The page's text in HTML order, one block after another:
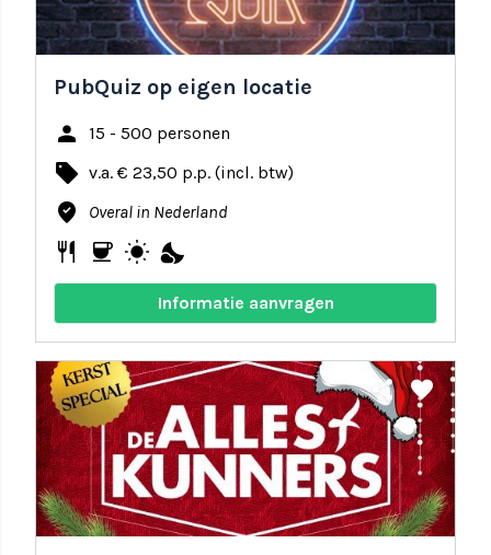
PubQuiz op eigen locatie
person 15 - 500 personen
local_offer v.a. € 23,50 p.p. (incl. btw)
where_to_vote Overal in Nederland
restaurant coffee wb_sunny nights_stay
Informatie aanvragen
share favorite